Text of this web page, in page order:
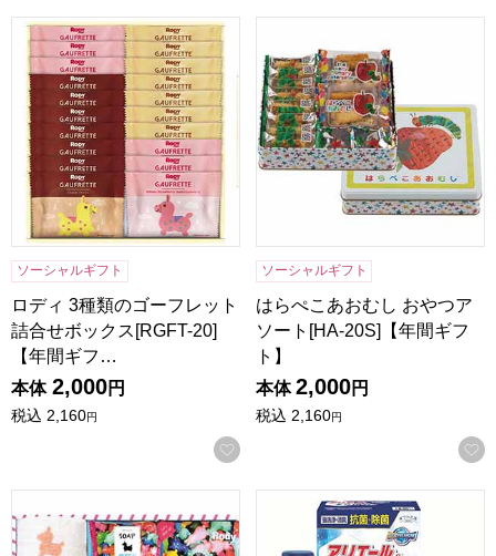
ロディ 3種類のゴーフレット詰合せボックス[RGFT-20]【年
ソーシャルギフト
ロディ 3種類のゴーフレット
詰合せボックス[RGFT-20]
【年間ギフ…
本体 2,000円
税込 2,160円
お気に入りに登録する
ソーシャルギフト
はらぺこあおむし おやつア
ソート[HA-20S]【年間ギフ
ト】
本体 2,000円
税込 2,160円
ロディ ハンドソープ＆タオルセット[R-20F2]【年間ギフト】
ギフト工房 抗菌除菌・アリ